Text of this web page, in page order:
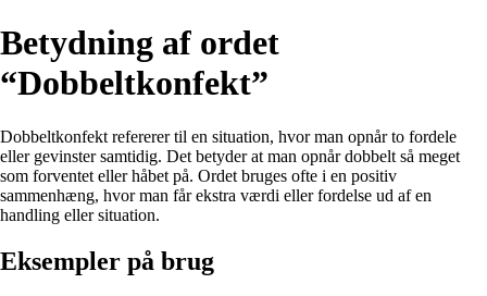
Betydning af ordet
“Dobbeltkonfekt”
Dobbeltkonfekt refererer til en situation, hvor man opnår to fordele
eller gevinster samtidig. Det betyder at man opnår dobbelt så meget
som forventet eller håbet på. Ordet bruges ofte i en positiv
sammenhæng, hvor man får ekstra værdi eller fordelse ud af en
handling eller situation.
Eksempler på brug